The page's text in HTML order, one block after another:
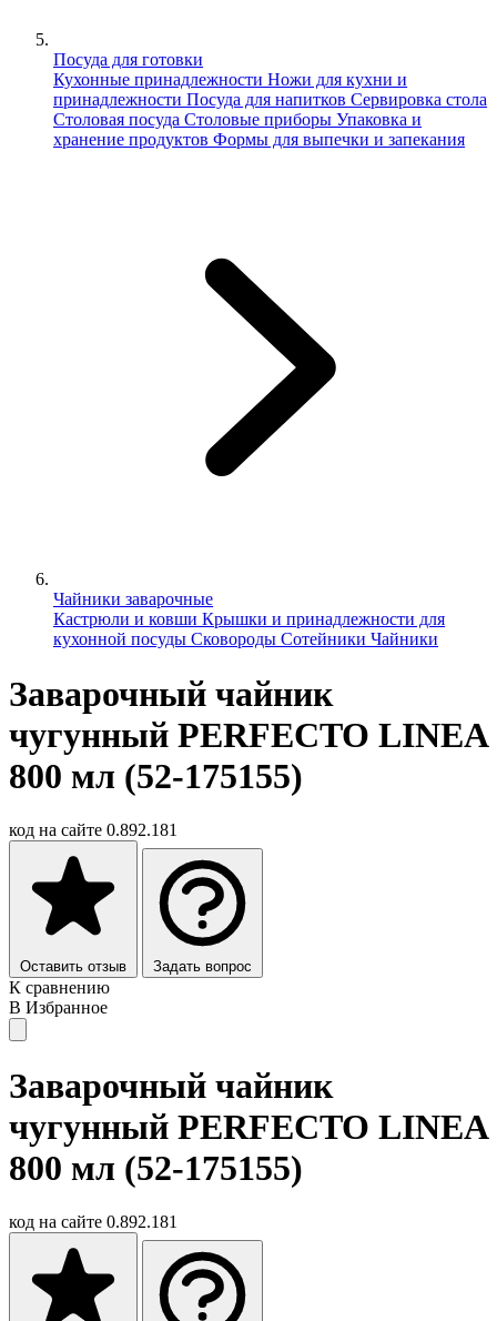
Посуда для готовки
Кухонные принадлежности Ножи для кухни и
принадлежности Посуда для напитков Сервировка стола
Столовая посуда Столовые приборы Упаковка и
хранение продуктов Формы для выпечки и запекания
Чайники заварочные
Кастрюли и ковши Крышки и принадлежности для
кухонной посуды Сковороды Сотейники Чайники
Заварочный чайник
чугунный PERFECTO LINEA
800 мл (52-175155)
код на сайте 0.892.181
Оставить отзыв Задать вопрос
К сравнению
В Избранное
Заварочный чайник
чугунный PERFECTO LINEA
800 мл (52-175155)
код на сайте 0.892.181